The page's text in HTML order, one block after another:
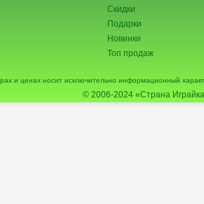
Скидки
Подарки
Новинки
Топ продаж
и ценах носит исключительно информационный
© 2006-2024 «Страна